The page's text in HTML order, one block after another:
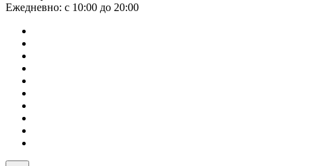
Ежедневно: с 10:00 до 20:00